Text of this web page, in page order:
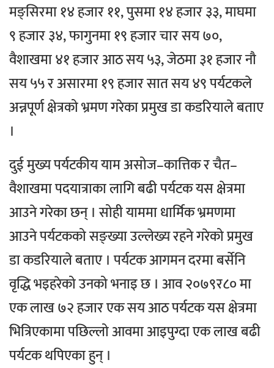
मङ्सिरमा १४ हजार ११, पुसमा १४ हजार ३३, माघमा
९ हजार ३४, फागुनमा १९ हजार चार सय ७०,
वैशाखमा ४१ हजार आठ सय ५३, जेठमा ३१ हजार नौ
सय ५५ र असारमा १९ हजार सात सय ४९ पर्यटकले
अन्नपूर्ण क्षेत्रको भ्रमण गरेका प्रमुख डा कडरियाले बताए
।
दुई मुख्य पर्यटकीय याम असोज–कात्तिक र चैत–
वैशाखमा पदयात्राका लागि बढी पर्यटक यस क्षेत्रमा
आउने गरेका छन् । सोही याममा धार्मिक भ्रमणमा
आउने पर्यटकको सङ्ख्या उल्लेख्य रहने गरेको प्रमुख
डा कडरियाले बताए । पर्यटक आगमन दरमा बर्सेनि
वृद्धि भइहरेको उनको भनाइ छ । आव २०७९र८० मा
एक लाख ७२ हजार एक सय आठ पर्यटक यस क्षेत्रमा
भित्रिएकामा पछिल्लो आवमा आइपुग्दा एक लाख बढी
पर्यटक थपिएका हुन् ।